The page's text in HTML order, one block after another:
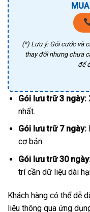
(*) Lưu ý: Gói cước và
thay đổi nhưng chưa
để
Gói lưu trữ 3 ngày:
nhất.
Gói lưu trữ 7 ngày:
cơ bản.
Gói lưu trữ 30
trí cần dữ liệu dài
Khách hàng có thể dễ
liệu thông qua ứng